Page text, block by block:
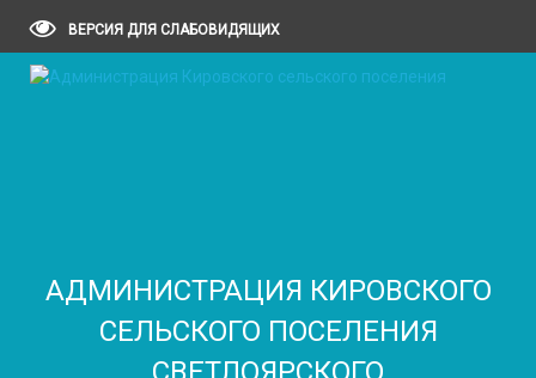
ВЕРСИЯ ДЛЯ СЛАБОВИДЯЩИХ
АДМИНИСТРАЦИЯ КИРОВСКОГО
СЕЛЬСКОГО ПОСЕЛЕНИЯ